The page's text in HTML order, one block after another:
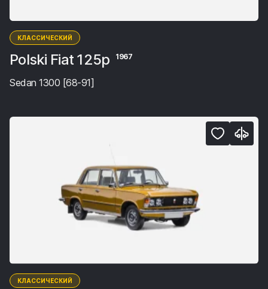
КЛАССИЧЕСКИЙ
Polski Fiat 125p 1967
Sedan 1300 [68-91]
КЛАССИЧЕСКИЙ